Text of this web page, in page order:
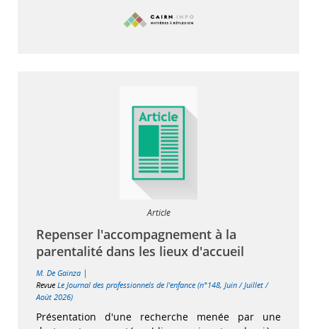
Article
Repenser l'accompagnement à la
parentalité dans les lieux d'accueil
M. De Gainza |
Revue Le Journal des professionnels de l'enfance (n°148, Juin / Juillet /
Août 2026)
Présentation d'une recherche menée par une